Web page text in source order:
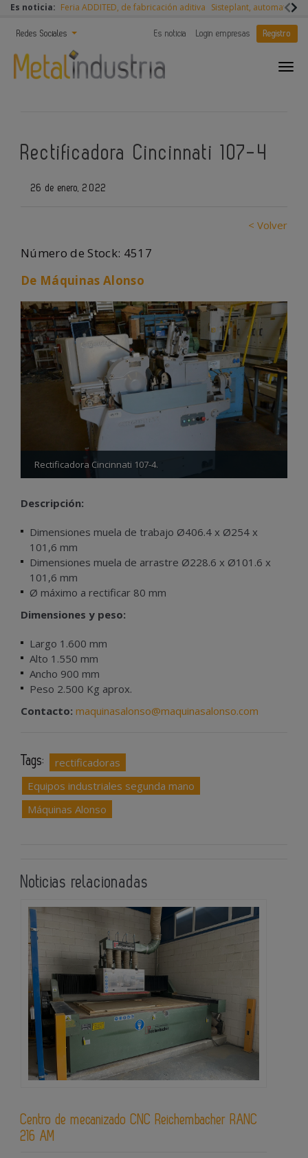
Es noticia: Feria ADDITED, de fabricación aditiva Sisteplant,
Redes Sociales Es noticia Login empresas Registro
Rectificadora Cincinnati 107-4
26 de enero, 2022
< Volver
Número de Stock: 4517
De Máquinas Alonso
Rectificadora Cincinnati 107-4.
Descripción:
Dimensiones muela de trabajo Ø406.4 x Ø254 x
101,6 mm
Dimensiones muela de arrastre Ø228.6 x Ø101.6 x
101,6 mm
Ø máximo a rectificar 80 mm
Dimensiones y peso:
Largo 1.600 mm
Alto 1.550 mm
Ancho 900 mm
Peso 2.500 Kg aprox.
Contacto: maquinasalonso@maquinasalonso.com
Tags:
rectificadoras
Equipos industriales segunda mano
Máquinas Alonso
Noticias relacionadas
Centro de mecanizado CNC Reichembacher RANC
216 AM